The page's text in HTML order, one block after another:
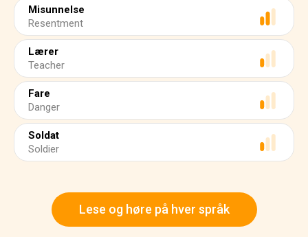
Misunnelse
Resentment
Lærer
Teacher
Fare
Danger
Soldat
Soldier
Lese og høre på hver språk